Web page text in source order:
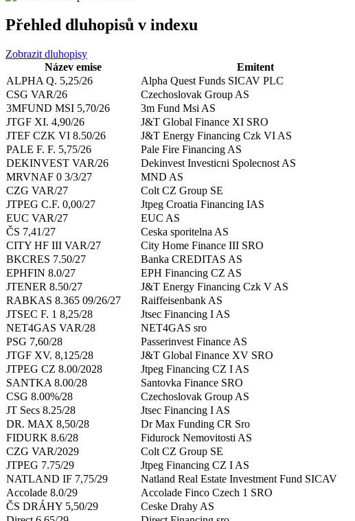
Přehled dluhopisů v indexu
Zobrazit dluhopisy
Název emise
Emitent
ALPHA Q. 5,25/26
Alpha Quest Funds SICAV PLC
CSG VAR/26
Czechoslovak Group AS
3MFUND MSI 5,70/26
3m Fund Msi AS
JTGF XI. 4,90/26
J&T Global Finance XI SRO
JTEF CZK VI 8.50/26
J&T Energy Financing Czk VI AS
PALE F. F. 5,75/26
Pale Fire Financing AS
DEKINVEST VAR/26
Dekinvest Investicni Spolecnost AS
MRVNAF 0 3/3/27
MND AS
CZG VAR/27
Colt CZ Group SE
JTPEG C.F. 0,00/27
Jtpeg Croatia Financing IAS
EUC VAR/27
EUC AS
ČS 7,41/27
Ceska sporitelna AS
CITY HF III VAR/27
City Home Finance III SRO
BKCRES 7.50/27
Banka CREDITAS AS
EPHFIN 8.0/27
EPH Financing CZ AS
JTENER 8.50/27
J&T Energy Financing Czk V AS
RABKAS 8.365 09/26/27
Raiffeisenbank AS
JTSEC F. 1 8,25/28
Jtsec Financing I AS
NET4GAS VAR/28
NET4GAS sro
PSG 7,60/28
Passerinvest Finance AS
JTGF XV. 8,125/28
J&T Global Finance XV SRO
JTPEG CZ 8.00/2028
Jtpeg Financing CZ I AS
SANTKA 8.00/28
Santovka Finance SRO
CSG 8.00%/28
Czechoslovak Group AS
JT Secs 8.25/28
Jtsec Financing I AS
DR. MAX 8,50/28
Dr Max Funding CR Sro
FIDURK 8.6/28
Fidurock Nemovitosti AS
CZG VAR/2029
Colt CZ Group SE
JTPEG 7.75/29
Jtpeg Financing CZ I AS
NATLAND IF 7,75/29
Natland Real Estate Investment Fund SICAV
Accolade 8.0/29
Accolade Finco Czech 1 SRO
ČS DRÁHY 5,50/29
Ceske Drahy AS